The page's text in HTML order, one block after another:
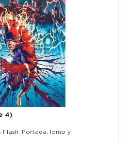
de alta precisión que
laterales, el motor, el
de exhibición también
4)
Flash. Portada, lomo y